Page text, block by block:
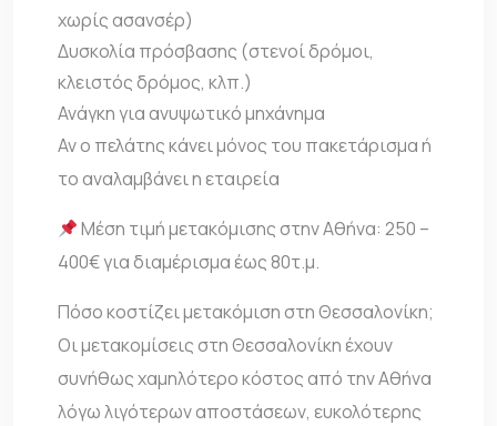
χωρίς ασανσέρ)
Δυσκολία πρόσβασης (στενοί δρόμοι,
κλειστός δρόμος, κλπ.)
Ανάγκη για ανυψωτικό μηχάνημα
Αν ο πελάτης κάνει μόνος του πακετάρισμα ή
το αναλαμβάνει η εταιρεία
Μέση τιμή μετακόμισης στην Αθήνα: 250 –
400€ για διαμέρισμα έως 80τ.μ.
Πόσο κοστίζει μετακόμιση στη Θεσσαλονίκη;
Οι μετακομίσεις στη Θεσσαλονίκη έχουν
συνήθως χαμηλότερο κόστος από την Αθήνα
λόγω λιγότερων αποστάσεων, ευκολότερης